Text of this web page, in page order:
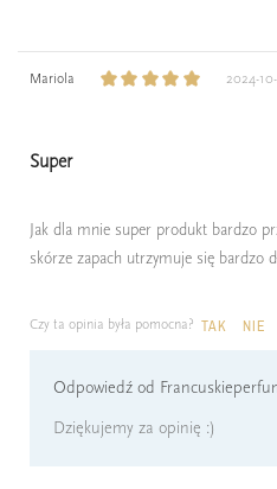
Mariola 2024-
Super
Jak dla mnie super produkt bardzo
skórze zapach utrzymuje się bardzo
Czy ta opinia była pomocna? TAK NIE
Odpowiedź od
Dziękujemy za opinię :)